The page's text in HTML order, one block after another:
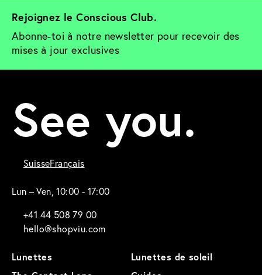
Rejoignez le Conscious Club.
Abonne-toi à notre newsletter pour recevoir des
mises à jour exclusives
See you.
SuisseFrançais
Lun – Ven, 10:00 - 17:00
+41 44 508 79 00
hello@shopviu.com
Lunettes
Lunettes de soleil